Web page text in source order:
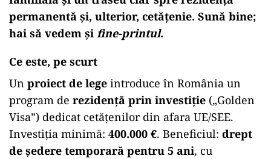
permanentă și, ulterior, cetățenie. Sună bine;
hai să vedem și fine-printul.
Ce este, pe scurt
Un proiect de lege introduce în România un
program de rezidență prin investiție („Golden
Visa”) dedicat cetățenilor din afara UE/SEE.
Investiția minimă: 400.000 €. Beneficiul: drept
de ședere temporară pentru 5 ani, cu